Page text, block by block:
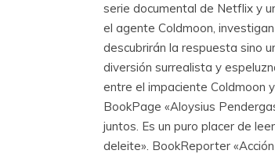
serie documental de Netflix y
el agente Coldmoon,
descubrirán la respuesta sino
diversión surrealista y
entre el impaciente Coldmoon
BookPage «Aloysius
juntos. Es un puro placer de
deleite». BookReporter